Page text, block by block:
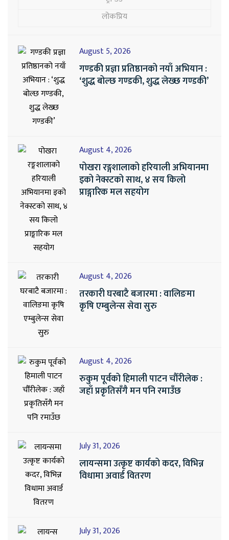
लोकप्रिय
August 5, 2026
गण्डकी प्रज्ञा प्रतिष्ठानको नयाँ अभियान :
‘शुद्ध बोल्छ गण्डकी, शुद्ध लेख्छ गण्डकी’
August 4, 2026
पोखरा रङ्गशालाको हरियाली अभियानमा
इको नेक्स्टको साथ, ४ सय किलो
प्राङ्गारिक मल सहयोग
August 4, 2026
तरकारी घरबाटै बजारमा : वालिङमा
कृषि एम्बुलेन्स सेवा सुरु
August 4, 2026
रुकुम पूर्वको हिमाली पाटन चौँरीलेक :
जहाँ प्रकृतिसँगै मन पनि रमाउँछ
July 31, 2026
लायन्समा उत्कृष्ट कार्यको कदर, विभिन्न
विधामा अवार्ड वितरण
July 31, 2026